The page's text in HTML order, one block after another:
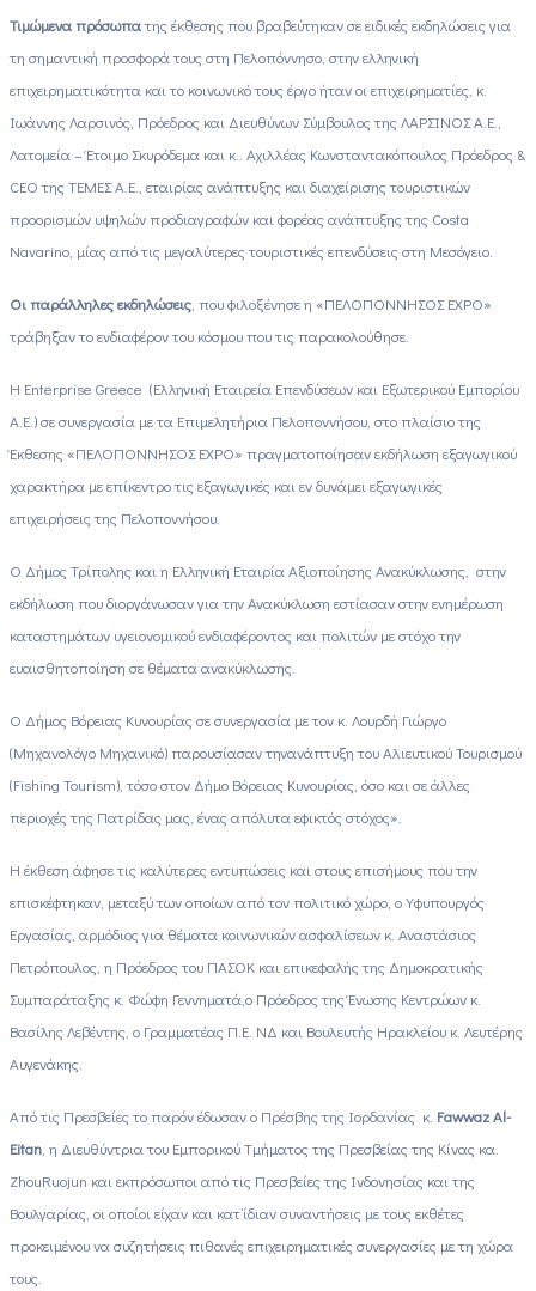
Τιμώμενα πρόσωπατης έκθεσης που βραβεύτηκαν σε ειδικές εκδηλώσεις για
τη σημαντική προσφορά τους στη Πελοπόννησο, στην ελληνική
επιχειρηματικότητα και το κοινωνικό τους έργο ήταν οι επιχειρηματίες, κ.
Ιωάννης Λαρσινός, Πρόεδρος και Διευθύνων Σύμβουλος της ΛΑΡΣΙΝΟΣ Α.Ε.,
Λατομεία – Έτοιμο Σκυρόδεμα και κ.. Αχιλλέας Κωνσταντακόπουλος Πρόεδρος &
CEO της ΤΕΜΕΣ Α.Ε., εταιρίας ανάπτυξης και διαχείρισης τουριστικών
προορισμών υψηλών προδιαγραφών και φορέας ανάπτυξης της Costa
Navarino, μίας από τις μεγαλύτερες τουριστικές επενδύσεις στη Μεσόγειο.
Οι παράλληλες εκδηλώσεις , που φιλοξένησε η «ΠΕΛΟΠΟΝΝΗΣΟΣEXPO»
τράβηξαν το ενδιαφέρον του κόσμου που τις παρακολούθησε.
Η Enterprise Greece (Ελληνική Εταιρεία Επενδύσεων και Εξωτερικού Εμπορίου
Α.Ε.) σε συνεργασία με τα Επιμελητήρια Πελοποννήσου, στο πλαίσιο της
Έκθεσης «ΠΕΛΟΠΟΝΝΗΣΟΣEXPO» πραγματοποίησαν εκδήλωση εξαγωγικού
χαρακτήρα με επίκεντρο τις εξαγωγικές και εν δυνάμει εξαγωγικές
επιχειρήσεις της Πελοποννήσου.
Ο Δήμος Τρίπολης και η Ελληνική Εταιρία Αξιοποίησης Ανακύκλωσης, στην
εκδήλωση που διοργάνωσαν για την Ανακύκλωση εστίασαν στην ενημέρωση
καταστημάτων υγειονομικού ενδιαφέροντος και πολιτών με στόχο την
ευαισθητοποίηση σε θέματα ανακύκλωσης.
Ο Δήμος Βόρειας Κυνουρίας σε συνεργασία με τον κ. Λουρδή Γιώργο
(Μηχανολόγο Μηχανικό) παρουσίασαν τηνανάπτυξη του Αλιευτικού Τουρισμού
(Fishing Tourism), τόσο στον Δήμο Βόρειας Κυνουρίας, όσο και σε άλλες
περιοχές της Πατρίδας μας, ένας απόλυτα εφικτός στόχος».
Η έκθεση άφησε τις καλύτερες εντυπώσεις και στους επισήμους που την
επισκέφτηκαν, μεταξύ των οποίων από τον πολιτικό χώρο, ο Υφυπουργός
Εργασίας, αρμόδιος για θέματα κοινωνικών ασφαλίσεων κ. Αναστάσιος
Πετρόπουλος, η Πρόεδρος του ΠΑΣΟΚ και επικεφαλής της Δημοκρατικής
Συμπαράταξης κ. Φώφη Γεννηματά,ο Πρόεδρος της Ένωσης Κεντρώων κ.
Βασίλης Λεβέντης, ο Γραμματέας Π.Ε. ΝΔ και Βουλευτής Ηρακλείου κ. Λευτέρης
Αυγενάκης.
Από τις Πρεσβείες το παρόν έδωσαν ο Πρέσβης της Ιορδανίας κ. Fawwaz Al-
Eitan , η Διευθύντρια του Εμπορικού Τμήματος της Πρεσβείας της Κίνας κα.
ZhouRuojun και εκπρόσωποι από τις Πρεσβείες της Ινδονησίας και της
Βουλγαρίας, οι οποίοι είχαν και κατ’ίδιαν συναντήσεις με τους εκθέτες
προκειμένου να συζητήσεις πιθανές επιχειρηματικές συνεργασίες με τη χώρα
τους.